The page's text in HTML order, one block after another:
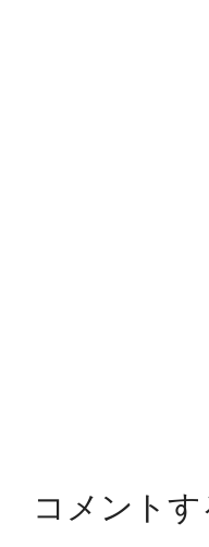
コメントす